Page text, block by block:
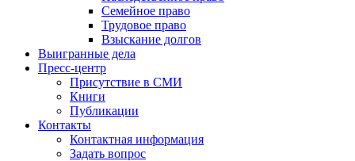
Семейное право
Трудовое право
Взыскание долгов
Выигранные дела
Пресс-центр
Присутствие в СМИ
Книги
Публикации
Контакты
Контактная информация
Задать вопрос